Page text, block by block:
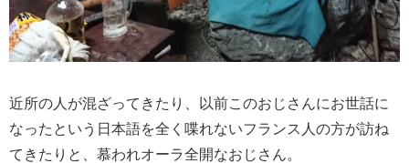
近所の人が混ざってきたり、以前このおじさんにお世話に
なったという日本語を全く喋れないフランス人の方が訪ね
てきたりと、慕われオーラ全開なおじさん。